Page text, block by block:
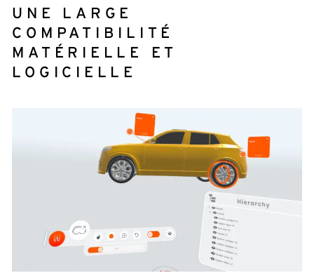
UNE LARGE
COMPATIBILITÉ
MATÉRIELLE ET
LOGICIELLE